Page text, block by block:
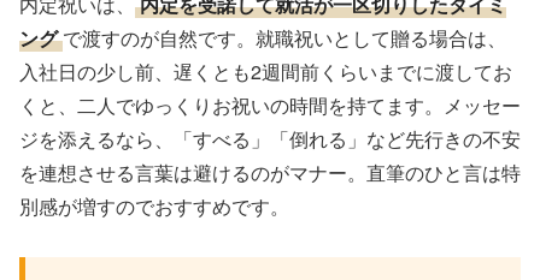
ング で渡すのが自然です。就職祝いとして贈る場合は、
入社日の少し前、遅くとも2週間前くらいまでに渡してお
くと、二人でゆっくりお祝いの時間を持てます。メッセー
ジを添えるなら、「すべる」「倒れる」など先行きの不安
を連想させる言葉は避けるのがマナー。直筆のひと言は特
別感が増すのでおすすめです。